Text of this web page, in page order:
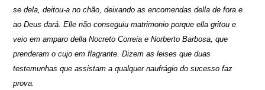
se dela, deitou-a no chão, deixando as encomendas della de fora e
ao Deus dará. Elle não conseguiu matrimonio porque ella gritou e
veio em amparo della Nocreto Correia e Norberto Barbosa, que
prenderam o cujo em flagrante. Dizem as leises que duas
testemunhas que assistam a qualquer naufrágio do sucesso faz
prova.